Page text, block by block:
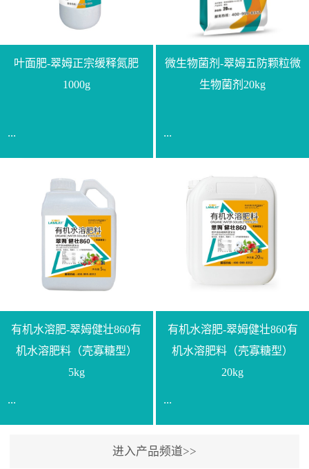
叶面肥-翠姆正宗缓释氮肥
1000g
...
【通用名称】脲甲醛缓释
氮肥【产品形态】水剂
【产品规格】1000g【技术
指标】N≥330g/L【企业标
准】Q/LML O01-2022【使
用方法】1、飞防：每亩
复配其他农药、肥料并提
高药效，间隔2-3周，可连
释均匀喷施苗床;移栽前一
天，用同样方法再喷施一
次。移栽前使用，储存在
苗株体内，移栽后，逐步
微生物菌剂-翠姆五防颗粒微
生物菌剂20kg
...
【通用名称】微生物菌剂
【产品剂型】颗粒【产品
规格】20kg【技术指标】
有效活菌数≥10.0亿/克【增
效物质】有机质≥40%;小分
子有机碳≥23%;壳寡糖
底肥：亩用本品40kg-
100kg可替代有机肥，配合
与复合肥、水溶肥或细土
混均后沟施、穴施、撒施
均可。3、沟施穴施:幼树
环状沟施，每棵用150-
有机水溶肥-翠姆健壮860有
机水溶肥料（壳寡糖型）
5kg
...
【通用名称】有机水溶肥
有机水溶肥-翠姆健壮860有
机水溶肥料（壳寡糖型）
20kg
...
【通用名称】有机水溶肥
进入产品频道>>